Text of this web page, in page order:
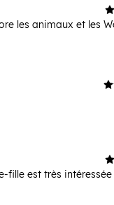
les animaux et les
fille est très intéressée